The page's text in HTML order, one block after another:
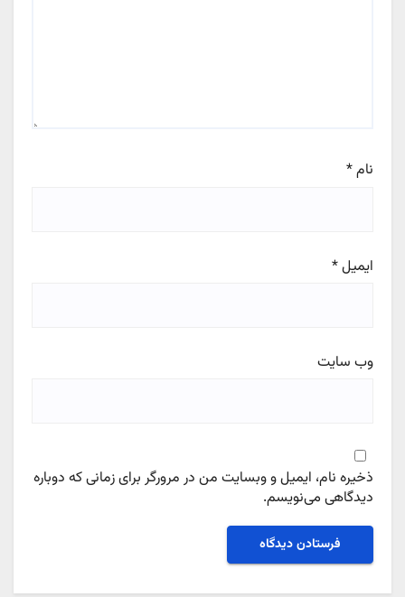
نام*
ایمیل*
وب‌ سایت
ذخیره نام، ایمیل و وبسایت من در مرورگر برای زمانی که دوباره
دیدگاهی می‌نویسم.